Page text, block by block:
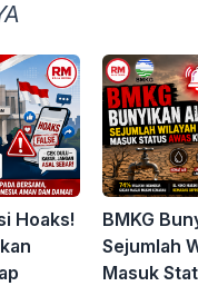
Hoaks!
BMKG
Sejumlah
Masuk